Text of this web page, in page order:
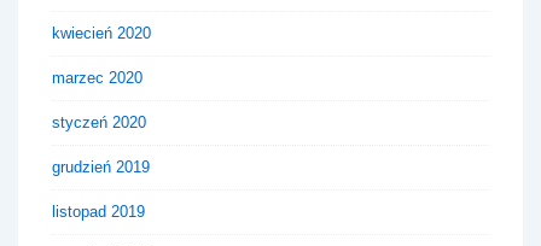
kwiecień 2020
marzec 2020
styczeń 2020
grudzień 2019
listopad 2019